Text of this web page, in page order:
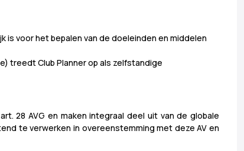
voor het bepalen van de doeleinden en middelen
treedt Club Planner op als zelfstandige
28 AVG en maken integraal deel uit van de globale
te verwerken in overeenstemming met deze AV en